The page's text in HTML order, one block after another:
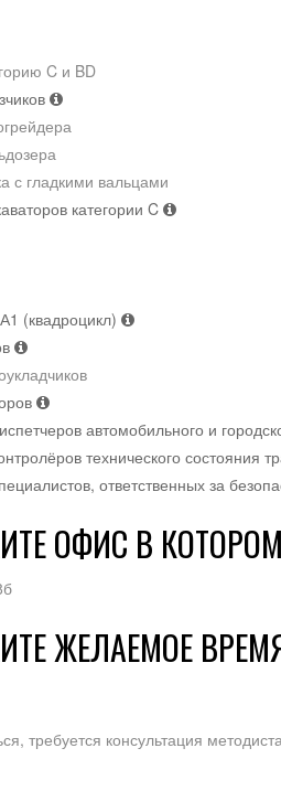
C и BD
с гладкими вальцами
категории C
(квадроцикл)
автомобильного и
технического состояния
ответственных за
ОФИС В
ЖЕЛАЕМОЕ
требуется консультация